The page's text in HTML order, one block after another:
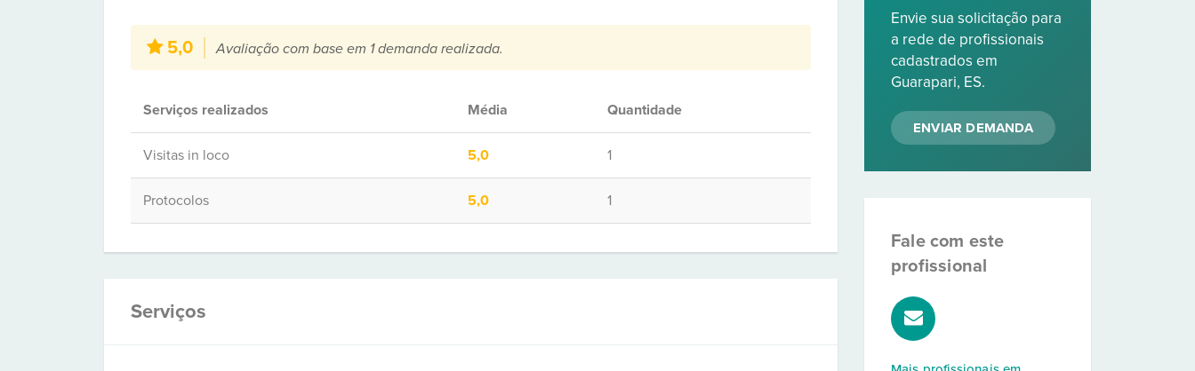
5,0 Avaliação com base em 1 demanda realizada.
Serviços realizados Média Quantidade
Visitas in loco 5,0 1
Protocolos 5,0 1
Serviços
Envie sua solicitação para
a rede de profissionais
cadastrados em
Guarapari, ES.
ENVIAR DEMANDA
Fale com este
profissional